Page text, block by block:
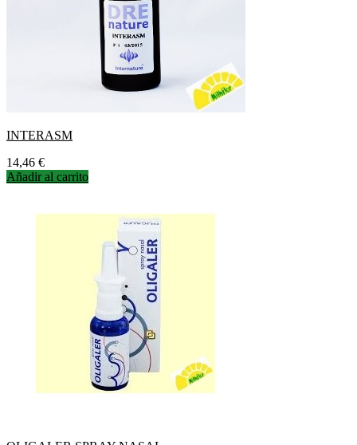
INTERASM
Precio
14,46 €
Añadir al carrito